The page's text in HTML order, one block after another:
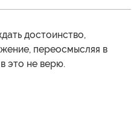
достоинство,
переосмысляя в
это не верю.